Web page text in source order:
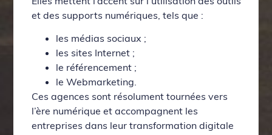
et des supports numériques, tels que :
les médias sociaux ;
les sites Internet ;
le référencement ;
le Webmarketing.
Ces agences sont résolument tournées vers
l’ère numérique et accompagnent les
entreprises dans leur transformation digitale